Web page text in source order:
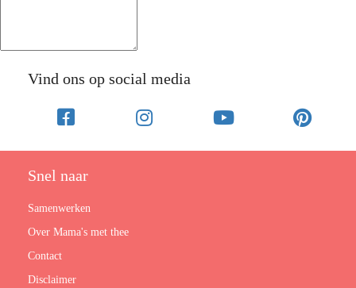
Vind ons op social media
Snel naar
Samenwerken
Over Mama's met thee
Contact
Disclaimer